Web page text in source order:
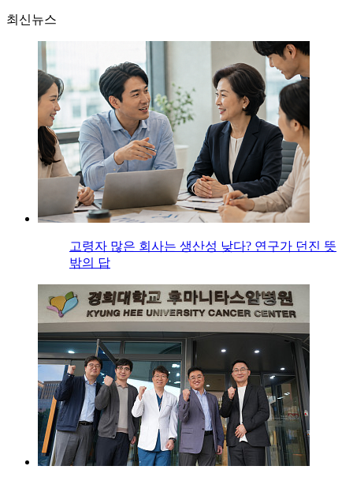
최신뉴스
고령자 많은 회사는 생산성 낮다? 연구가 던진 뜻
밖의 답